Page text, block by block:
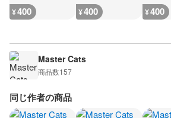
¥400 ¥400 ¥400
Master Cats
商品数157
同じ作者の商品